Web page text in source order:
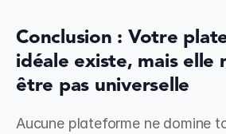
Conclusion : Votre
idéale existe, mais elle
être pas universelle
Aucune plateforme ne domine